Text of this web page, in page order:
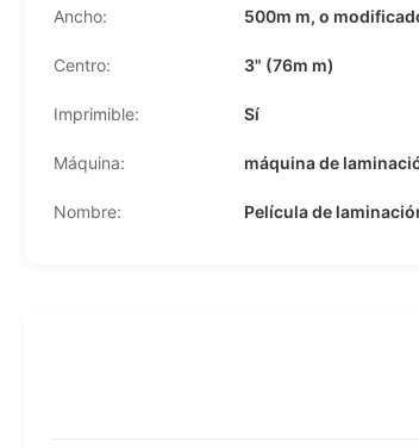
Ancho: 500m m, o
Centro: 3" (76m m)
Imprimible: Sí
Máquina: máquina de
Nombre: Película de